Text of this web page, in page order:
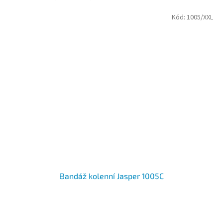
Bandáž kolenní Jasper 1005C
Kód: 1005/XXL